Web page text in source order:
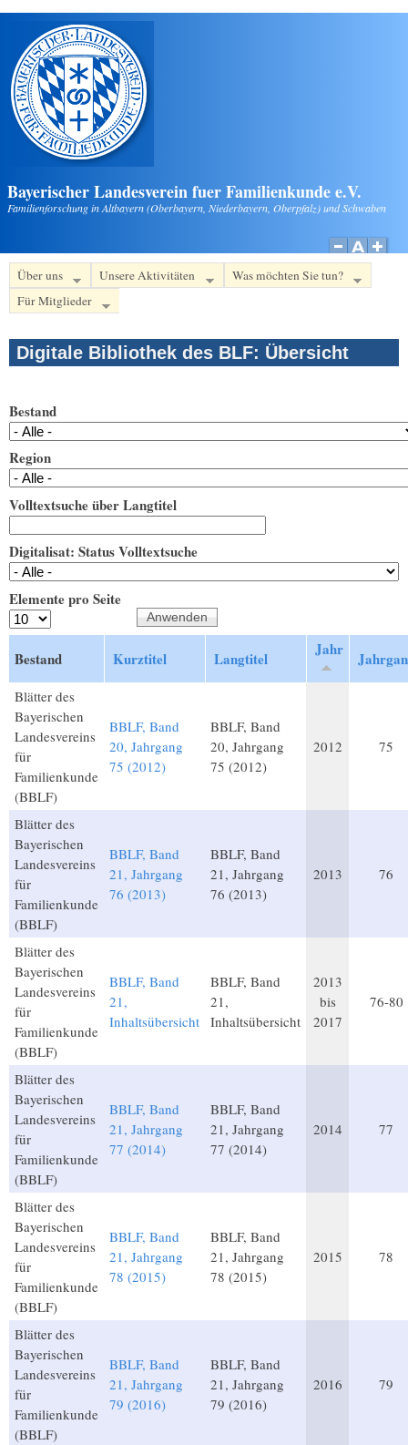
Direkt zum Inhalt
Bayerischer Landesverein fuer Familienkunde e.V.
Familienforschung in Altbayern (Oberbayern, Niederbayern, Oberpfalz) und Schwaben
Über uns Unsere Aktivitäten
Was möchten Sie tun?
Für Mitglieder
Digitale Bibliothek des BLF: Übersicht
Bestand
Region
Volltextsuche über Langtitel
Digitalisat: Status Volltextsuche
Elemente pro Seite
Bestand Kurztitel Langtitel Jahr
Blätter des
Bayerischen
Landesvereins
für
Familienkunde
(BBLF)
BBLF, Band
20, Jahrgang
75 (2012)
BBLF, Band
20, Jahrgang
75 (2012)
2012 75
Blätter des
Bayerischen
Landesvereins
für
Familienkunde
(BBLF)
BBLF, Band
21, Jahrgang
76 (2013)
BBLF, Band
21, Jahrgang
76 (2013)
2013 76
Blätter des
Bayerischen
Landesvereins
für
Familienkunde
(BBLF)
BBLF, Band
21,
Inhaltsübersicht
BBLF, Band
21,
Inhaltsübersicht
2013
bis
2017
76-80
Blätter des
Bayerischen
Landesvereins
für
Familienkunde
(BBLF)
BBLF, Band
21, Jahrgang
77 (2014)
BBLF, Band
21, Jahrgang
77 (2014)
2014 77
Blätter des
Bayerischen
Landesvereins
für
Familienkunde
(BBLF)
BBLF, Band
21, Jahrgang
78 (2015)
BBLF, Band
21, Jahrgang
78 (2015)
2015 78
Blätter des
Bayerischen
Landesvereins
für
Familienkunde
(BBLF)
BBLF, Band
21, Jahrgang
79 (2016)
BBLF, Band
21, Jahrgang
79 (2016)
2016 79